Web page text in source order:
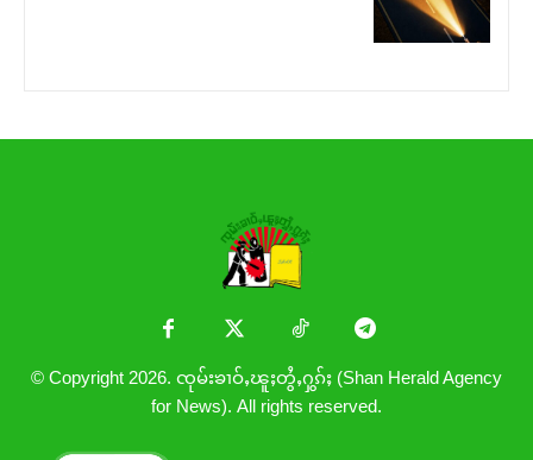
© Copyright 2026. ၸုမ်းၶၢဝ်ႇၽူႈတွႆႇႁွၵ်ႈ (Shan Herald Agency
for News). All rights reserved.